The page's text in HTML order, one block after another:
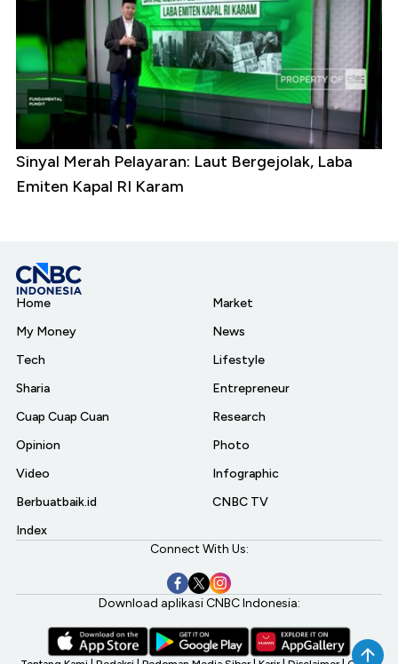
Sinyal Merah Pelayaran: Laut Bergejolak, Laba
Emiten Kapal RI Karam
Home
My Money
Tech
Sharia
Cuap Cuap Cuan
Opinion
Video
Berbuatbaik.id
Index
Market
News
Lifestyle
Entrepreneur
Research
Photo
Infographic
CNBC TV
Connect With Us:
Download aplikasi CNBC Indonesia: